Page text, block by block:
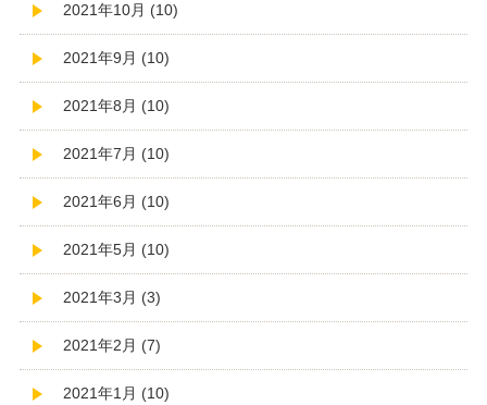
2021年10月 (10)
2021年9月 (10)
2021年8月 (10)
2021年7月 (10)
2021年6月 (10)
2021年5月 (10)
2021年3月 (3)
2021年2月 (7)
2021年1月 (10)